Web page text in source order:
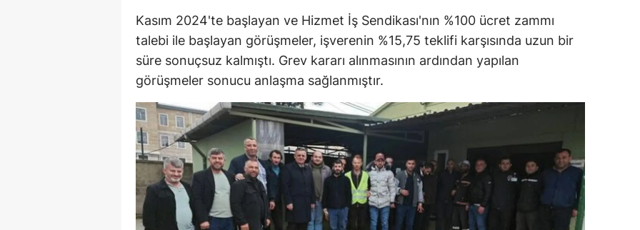
Kasım 2024'te başlayan ve Hizmet İş Sendikası'nın %100 ücret zammı
talebi ile başlayan görüşmeler, işverenin %15,75 teklifi karşısında uzun bir
süre sonuçsuz kalmıştı. Grev kararı alınmasının ardından yapılan
görüşmeler sonucu anlaşma sağlanmıştır.